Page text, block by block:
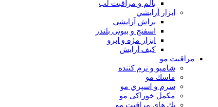
بالم و مراقبت لب
ابزار آرايشي
براش آرایشی
اسفنج و بیوتی بلندر
ابزار مژه و ابرو
کیف آرایش
مراقبت مو
شامپو و نرم كننده
ماسك مو
سرم و اسپري مو
مكمل خوراكی مو
پك هاي مراقبت مو